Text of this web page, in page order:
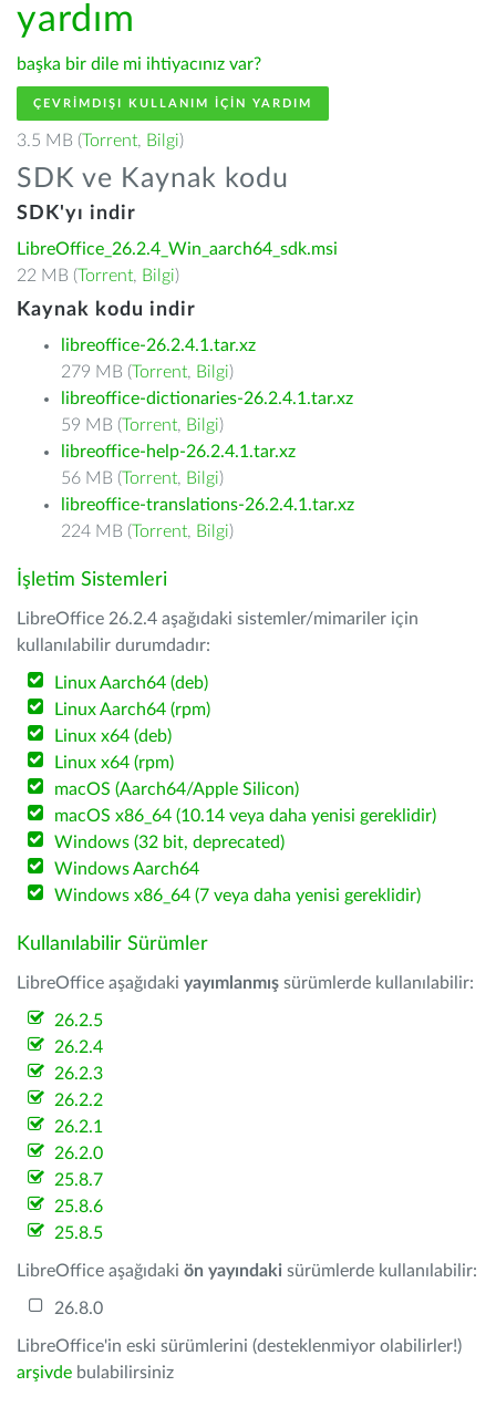
yardım
başka bir dile mi ihtiyacınız var?
ÇEVRIMDIŞI KULLANIM IÇIN YARDIM
3.5 MB (Torrent, Bilgi)
SDK ve Kaynak kodu
SDK'yı indir
LibreOffice_26.2.4_Win_aarch64_sdk.msi
22 MB (Torrent, Bilgi)
Kaynak kodu indir
libreoffice-26.2.4.1.tar.xz
279 MB (Torrent, Bilgi)
libreoffice-dictionaries-26.2.4.1.tar.xz
59 MB (Torrent, Bilgi)
libreoffice-help-26.2.4.1.tar.xz
56 MB (Torrent, Bilgi)
libreoffice-translations-26.2.4.1.tar.xz
224 MB (Torrent, Bilgi)
İşletim Sistemleri
LibreOffice 26.2.4 aşağıdaki sistemler/mimariler için
kullanılabilir durumdadır:
Linux Aarch64 (deb)
Linux Aarch64 (rpm)
Linux x64 (deb)
Linux x64 (rpm)
macOS (Aarch64/Apple Silicon)
macOS x86_64 (10.14 veya daha yenisi gereklidir)
Windows (32 bit, deprecated)
Windows Aarch64
Windows x86_64 (7 veya daha yenisi gereklidir)
Kullanılabilir Sürümler
LibreOffice aşağıdaki yayımlanmış sürümlerde kullanılabilir:
26.2.5
26.2.4
26.2.3
26.2.2
26.2.1
26.2.0
25.8.7
25.8.6
25.8.5
LibreOffice aşağıdaki ön yayındaki sürümlerde kullanılabilir:
26.8.0
LibreOffice'in eski sürümlerini (desteklenmiyor olabilirler!)
arşivde bulabilirsiniz